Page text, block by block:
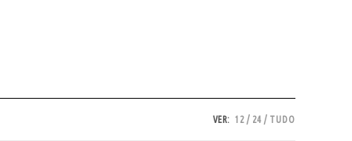
VER: 12 24 TUDO